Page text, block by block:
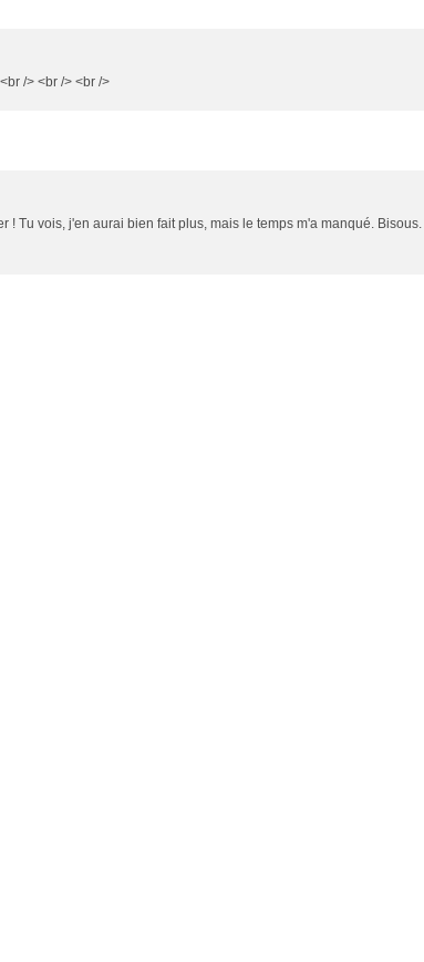
/> <br /> <br />
! Tu vois, j'en aurai bien fait plus, mais le temps m'a manqué. Bisous.